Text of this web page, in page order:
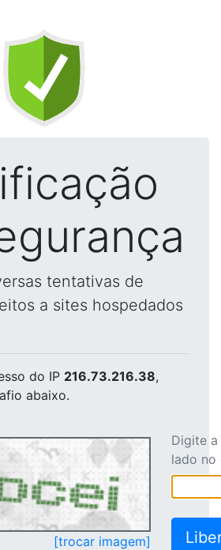
tentativas de
a sites hospedados
do IP 216.73.216.38,
abaixo.
[trocar imagem]
Digite
lado no